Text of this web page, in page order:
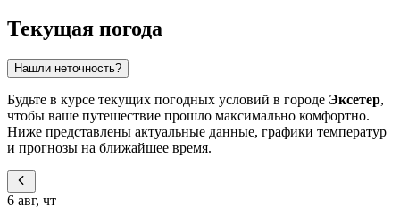
Текущая погода
Нашли неточность?
Будьте в курсе текущих погодных условий в городе Эксетер,
чтобы ваше путешествие прошло максимально комфортно.
Ниже представлены актуальные данные, графики температур
и прогнозы на ближайшее время.
6 авг, чт